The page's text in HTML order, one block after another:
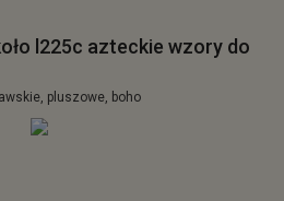
l225c azteckie wzory do
pluszowe, boho